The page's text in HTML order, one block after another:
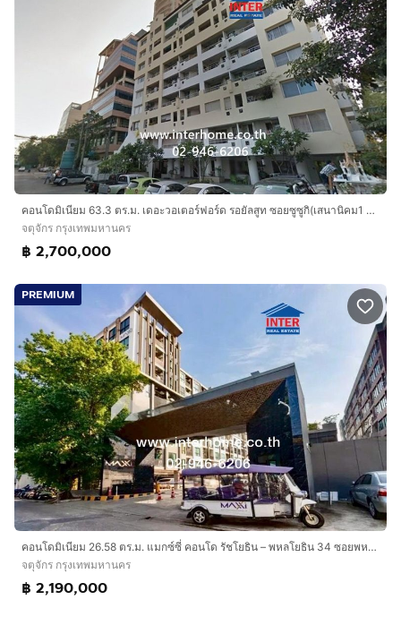
คอนโดมิเนียม 63.3 ตร.ม. เดอะวอเตอร์ฟอร์ด รอยัลสูท ซอยซูซูกิ(เสนานิคม1 ซอย12) ถนนเสนานิคม1 ถนนพหลโยธิน เขตจตุจักร กรุงเทพมหานคร
จตุจักร กรุงเทพมหานคร
฿ 2,700,000
PREMIUM
คอนโดมิเนียม 26.58 ตร.ม. แมกซ์ซี่ คอนโด รัชโยธิน – พหลโยธิน 34 ซอยพหลโยธิน34 ถนนพหลโยธิน เขตจตุจักร กรุงเทพมหานคร
จตุจักร กรุงเทพมหานคร
฿ 2,190,000